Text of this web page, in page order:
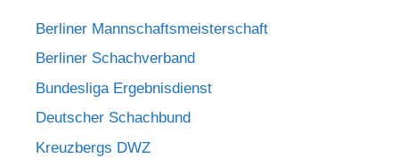
Berliner Mannschaftsmeisterschaft
Berliner Schachverband
Bundesliga Ergebnisdienst
Deutscher Schachbund
Kreuzbergs DWZ